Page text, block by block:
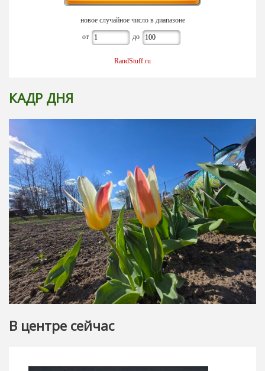
новое случайное число в диапазоне
от до
RandStuff.ru
КАДР ДНЯ
В центре сейчас